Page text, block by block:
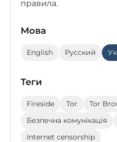
правила.
Мова
English Русский
Теги
Fireside Tor
Tor
Безпечна комунікація
Internet censorship